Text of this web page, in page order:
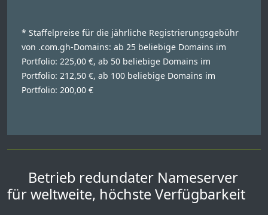
* Staffelpreise für die jährliche Registrierungsgebühr
von .com.gh-Domains: ab 25 beliebige Domains im
Portfolio: 225,00 €, ab 50 beliebige Domains im
Portfolio: 212,50 €, ab 100 beliebige Domains im
Portfolio: 200,00 €
Betrieb redundater Nameserver
für weltweite, höchste Verfügbarkeit